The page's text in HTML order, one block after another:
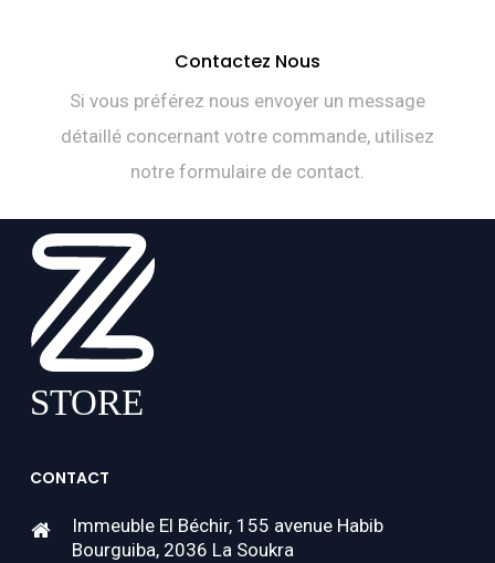
Contactez Nous
Si vous préférez nous envoyer un message
détaillé concernant votre commande, utilisez
notre formulaire de contact.
CONTACT
Immeuble El Béchir, 155 avenue Habib
Bourguiba, 2036 La Soukra